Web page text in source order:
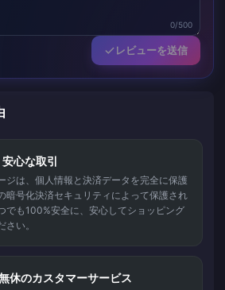
0/500
レビューを送信
心な取引
ジは、個人情報と決済データを完全に保護
暗号化決済セキュリティによって保護され
でも100%安全に、安心してショッピング
さい。
休のカスタマーサービス